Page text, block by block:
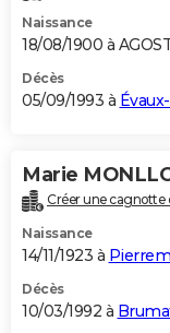
Naissance
18/08/1900 à
Décès
05/09/1993 à
Marie
Créer une cagnotte
Naissance
14/11/1923 à
Décès
10/03/1992 à